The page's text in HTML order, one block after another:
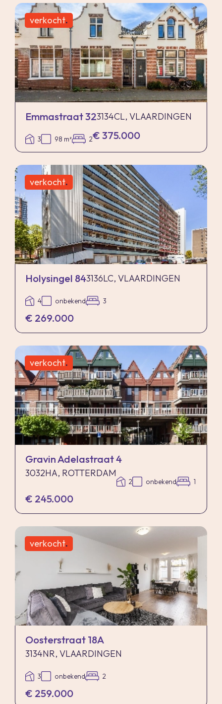
verkocht.
Emmastraat 323134CL, VLAARDINGEN
3 98 m² 2€ 375.000
verkocht.
Holysingel 843136LC, VLAARDINGEN
4 onbekend 3
€ 269.000
verkocht.
Gravin Adelastraat 4
3032HA, ROTTERDAM
2 onbekend 1
€ 245.000
verkocht.
Oosterstraat 18A
3134NR, VLAARDINGEN
3 onbekend 2
€ 259.000